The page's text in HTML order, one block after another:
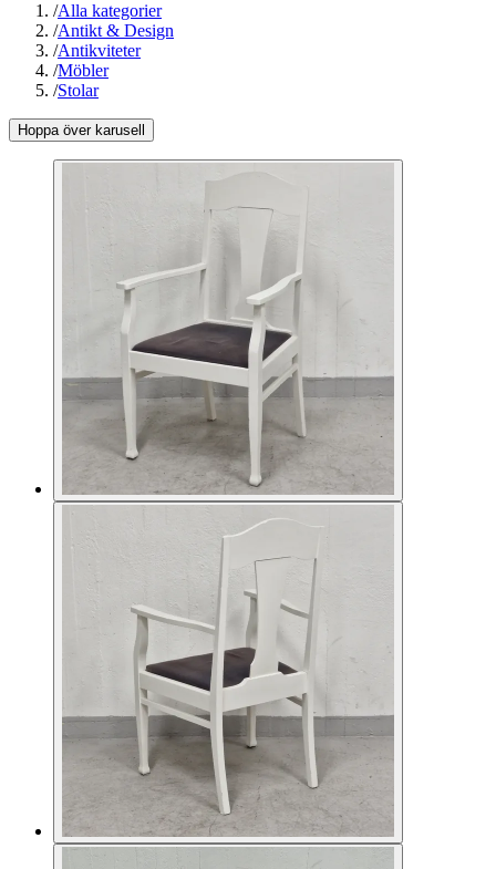
/Alla kategorier
/Antikt & Design
/Antikviteter
/Möbler
/Stolar
Hoppa över karusell